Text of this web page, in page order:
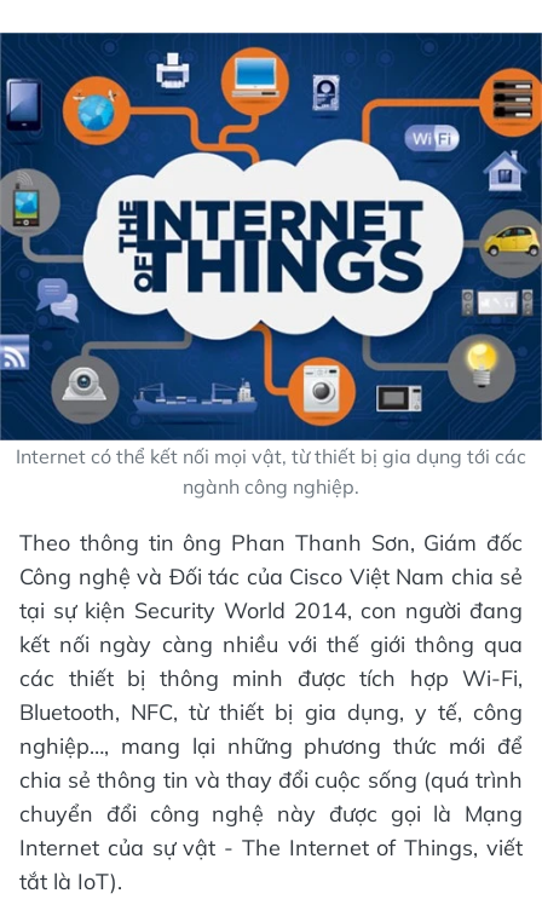
Internet có thể kết nối mọi vật, từ thiết bị gia dụng tới các
ngành công nghiệp.
Theo thông tin ông Phan Thanh Sơn, Giám đốc
Công nghệ và Đối tác của Cisco Việt Nam chia sẻ
tại sự kiện Security World 2014, con người đang
kết nối ngày càng nhiều với thế giới thông qua
các thiết bị thông minh được tích hợp Wi-Fi,
Bluetooth, NFC, từ thiết bị gia dụng, y tế, công
nghiệp…, mang lại những phương thức mới để
chia sẻ thông tin và thay đổi cuộc sống (quá trình
chuyển đổi công nghệ này được gọi là Mạng
Internet của sự vật - The Internet of Things, viết
tắt là IoT).